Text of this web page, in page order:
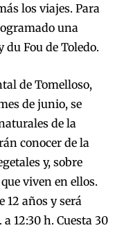
los viajes. Para
una
Fou de Toledo.
de Tomelloso,
de junio, se
de la
conocer de la
y, sobre
viven en ellos.
12 años y será
12:30 h. Cuesta 30